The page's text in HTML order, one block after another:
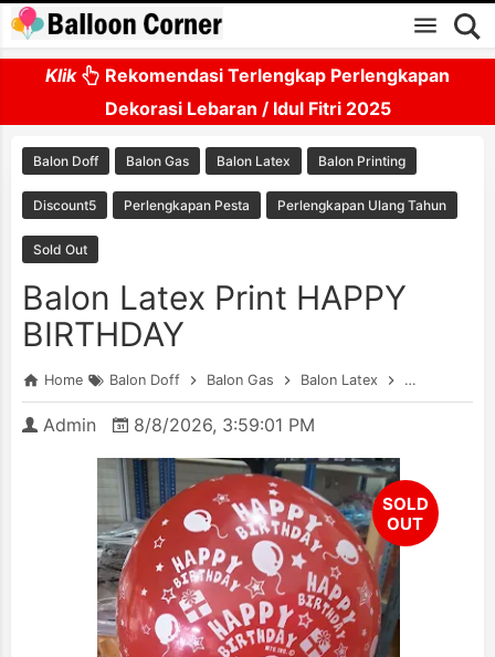
Skip to main content
Klik
Rekomendasi Terlengkap Perlengkapan
Dekorasi Lebaran / Idul Fitri 2025
Balon Doff Balon Gas Balon Latex Balon Printing
Discount5 Perlengkapan Pesta Perlengkapan Ulang Tahun
Sold Out
Balon Latex Print HAPPY
BIRTHDAY
Home Balon Doff Balon Gas Balon Latex Balon Printing
Admin 8/8/2026, 3:59:01 PM